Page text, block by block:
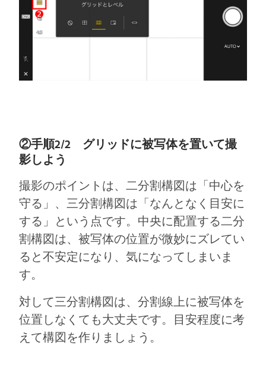
②手順2/2 グリッドに被写体を置いて撮
影しよう
撮影のポイントは、二分割構図は「中心を
守る」、三分割構図は「なんとなく目安に
する」という点です。中央に配置する二分
割構図は、被写体の位置が微妙にズレてい
ると不安定になり、気になってしまいま
す。
対して三分割構図は、分割線上に被写体を
位置しなくても大丈夫です。目安程度に考
えて構図を作りましょう。